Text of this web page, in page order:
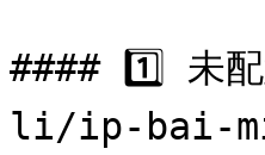
#### 1️⃣ 未
li/ip-bai-